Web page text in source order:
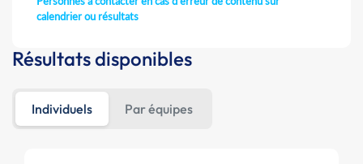
calendrier ou résultats
Résultats disponibles
Individuels Par équipes